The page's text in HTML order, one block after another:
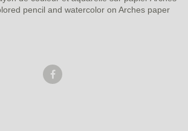
pencil and watercolor on Arches paper